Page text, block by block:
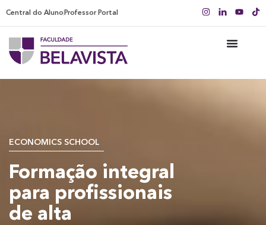
Central do Aluno Professor Portal
ECONOMICS SCHOOL
Formação integral
para profissionais
de alta